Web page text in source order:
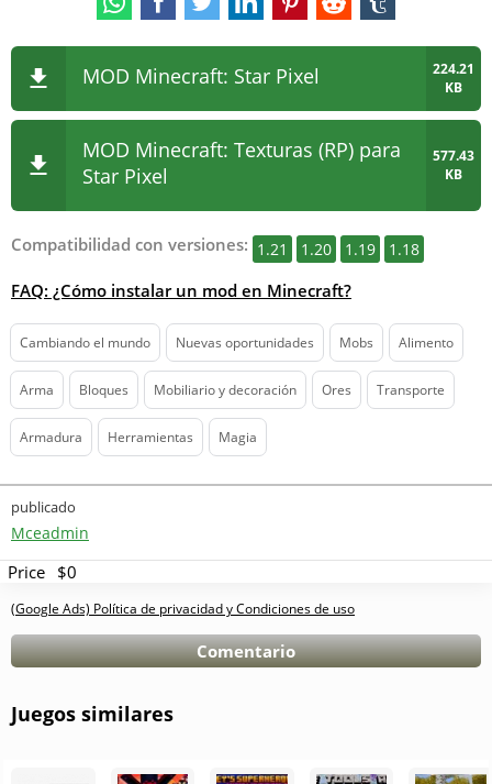
MOD Minecraft: Star Pixel
224.21
KB
MOD Minecraft: Texturas (RP) para
Star Pixel
577.43
KB
Compatibilidad con versiones: 1.21 1.20 1.19 1.18
FAQ: ¿Cómo instalar un mod en Minecraft?
Cambiando el mundo Nuevas oportunidades Mobs Alimento
Arma Bloques Mobiliario y decoración Ores Transporte
Armadura Herramientas Magia
publicado
Mceadmin
Price $0
(Google Ads) Política de privacidad y Condiciones de uso
Comentario
Juegos similares